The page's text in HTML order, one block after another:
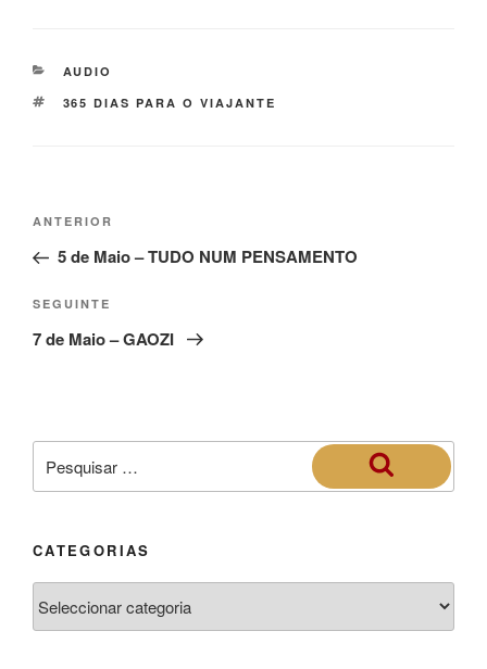
AUDIO
365 DIAS PARA O VIAJANTE
ANTERIOR
5 de Maio – TUDO NUM PENSAMENTO
SEGUINTE
7 de Maio – GAOZI
CATEGORIAS